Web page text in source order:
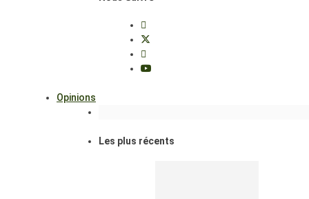
Opinions
Les plus récents